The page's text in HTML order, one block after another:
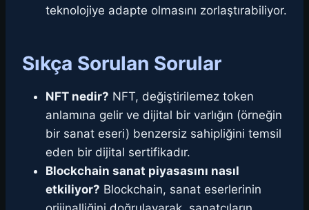
teknolojiye adapte olmasını zorlaştırabiliyor.
Sıkça Sorulan Sorular
NFT nedir? NFT, değiştirilemez token
anlamına gelir ve dijital bir varlığın (örneğin
bir sanat eseri) benzersiz sahipliğini temsil
eden bir dijital sertifikadır.
Blockchain sanat piyasasını nasıl
etkiliyor? Blockchain, sanat eserlerinin